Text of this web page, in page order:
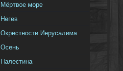
Мёртвое море
Негев
Окрестности Иерусалима
Осень
Палестина